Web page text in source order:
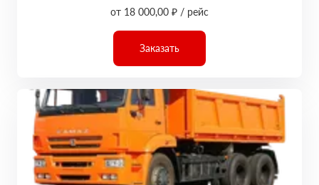
от 18 000,00 ₽ / рейс
Заказать